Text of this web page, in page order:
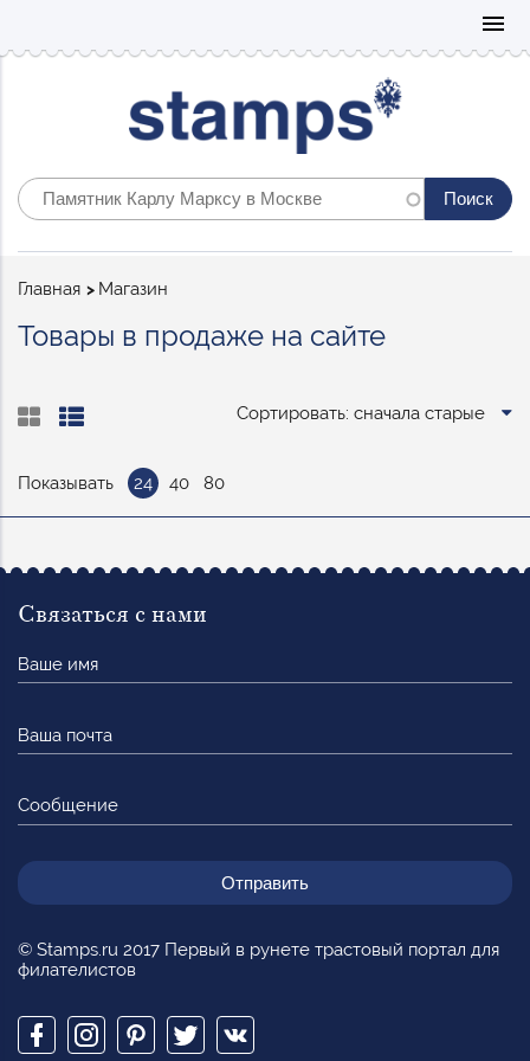
menu
Строка
Главная Магазин
Товары в продаже на сайте
Сортировать: сначала старые
Показывать 24 40 80
© Stamps.ru 2017 Первый в рунете трастовый портал для
филателистов
Связаться с нами
имя
почта
Сообщение